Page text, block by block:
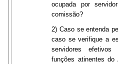
ocupada por
comissão?
2) Caso se entenda
caso se verifique a
servidores
funções atinentes do